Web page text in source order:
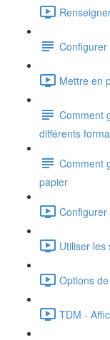
Mettre en
Comment
différents
Comment
papier
Utiliser les
Options
TDM -